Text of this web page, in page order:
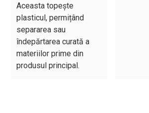
Aceasta topește
plasticul, permițând
separarea sau
îndepărtarea curată a
materiilor prime din
produsul principal.